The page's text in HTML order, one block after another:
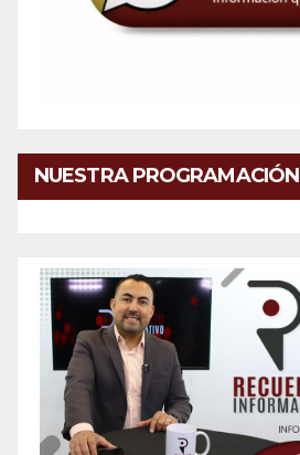
NUESTRA PROGRAMACIÓN